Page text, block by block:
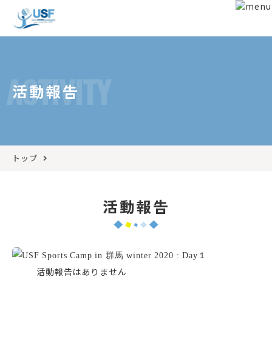
ACTIVITY
活動報告
トップ
活動報告